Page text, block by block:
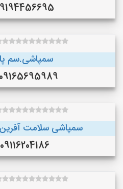
09194456695
سمپاشی.سم
09165695989 (خرم‌آباد )
سمپاشی سلامت
09116204186 (رشت )